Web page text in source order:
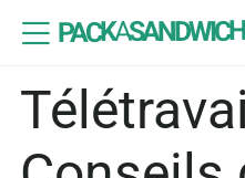
PACKASANDWICH